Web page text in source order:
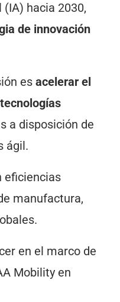
hacia 2030,
de innovación
es acelerar el
a disposición de
ágil.
eficiencias
manufactura,
en el marco de
Mobility en